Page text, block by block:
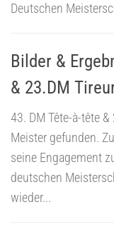
Deutschen
Bilder &
& 23.DM
43. DM Tête-à-tête
Meister gefunden.
seine Engagement
deutschen
wieder...